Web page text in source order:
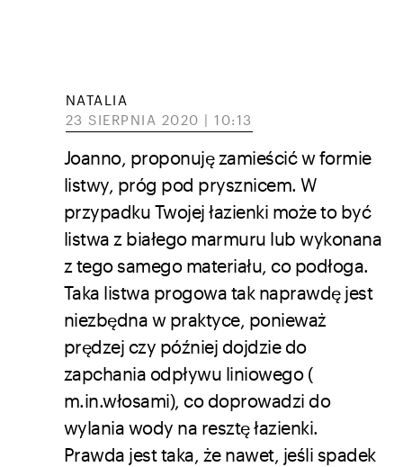
NATALIA
23 SIERPNIA 2020 | 10:13
Joanno, proponuję zamieścić w formie
listwy, próg pod prysznicem. W
przypadku Twojej łazienki może to być
listwa z białego marmuru lub wykonana
z tego samego materiału, co podłoga.
Taka listwa progowa tak naprawdę jest
niezbędna w praktyce, ponieważ
prędzej czy później dojdzie do
zapchania odpływu liniowego (
m.in.włosami), co doprowadzi do
wylania wody na resztę łazienki.
Prawda jest taka, że nawet, jeśli spadek